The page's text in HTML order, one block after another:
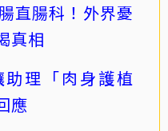
直腸科！外界憂
真相
理「肉身護植
應